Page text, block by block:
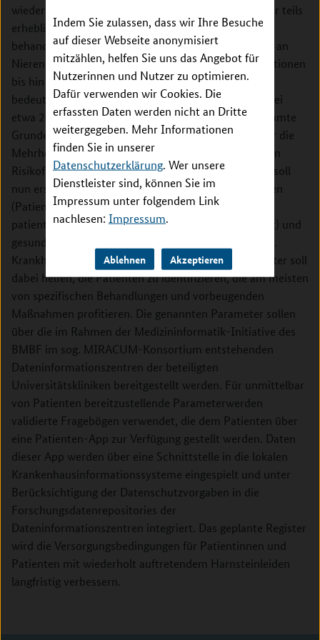
Indem Sie zulassen, dass wir Ihre Besuche
auf dieser Webseite anonymisiert
mitzählen, helfen Sie uns das Angebot für
Nutzerinnen und Nutzer zu optimieren.
Dafür verwenden wir Cookies. Die
erfassten Daten werden nicht an Dritte
weitergegeben. Mehr Informationen
finden Sie in unserer
Datenschutzerklärung. Wer unsere
Dienstleister sind, können Sie im
Impressum unter folgendem Link
nachlesen: Impressum.
Ablehnen Akzeptieren
wiederholten Steinbildung. Die Patienten leiden unter teils
erheblichen Schmerzen und müssen häufig stationär
behandelt werden. Langfristig können Dauerschäden an
Nieren und Kreislauf (Bluthochdruck) oder Komplikationen
bis hin zur Blutvergiftung auftreten. Dies führt zu
bedeutenden Einschränkungen der Lebensqualität. Bei
etwa 20% der wiederholt Steinbildner können bestimmte
Grunderkrankungen als Ursache erkannt werden. Für die
Mehrheit der Patienten sind jedoch keine spezifischen
Risikofaktoren bekannt. Mit dem geplanten Register soll
nun erstmals die Verbindung von medizinischen Daten
(Patientencharakteristika, Behandlungsdaten),
patientenrelevanten Ergebnissen (z.B. Lebensqualität) und
gesundheitsökonomisch bedeutsamen Variablen (z.B.
Krankheitstage) gezogen werden. Das geplante Register soll
dabei helfen, die Patienten zu identifizieren, die am meisten
von spezifischen Behandlungen und vorbeugenden
Maßnahmen profitieren. Die genannten Parameter sollen
über die im Rahmen der Medizininformatik-Initiative des
BMBF im sog. MIRACUM-Konsortium entstehenden
Dateninformationszentren der beteiligten
Universitätskliniken bereitgestellt werden. Für unmittelbar
von Patienten bereitzustellende Parameterwerden
validierte Fragebögen verwendet, die dem Patienten über
eine Patienten-App zur Verfügung gestellt werden. Daten
dieser App werden über eine Schnittstelle in die lokalen
Krankenhausinformationssysteme eingespielt und unter
Berücksichtigung der Datenschutzvorgaben in die
Forschungsdatenrepositories der
Dateninformationszentren integriert. Das geplante Register
wird die Versorgungsbedingungen für Patientinnen und
Patienten mit wiederholt auftretendem Harnsteinleiden
langfristig verbessern.